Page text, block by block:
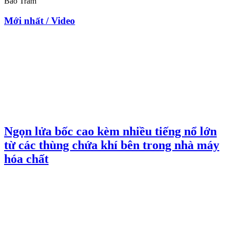
Mới nhất / Video
Ngọn lửa bốc cao kèm nhiều tiếng nổ lớn
từ các thùng chứa khí bên trong nhà máy
hóa chất